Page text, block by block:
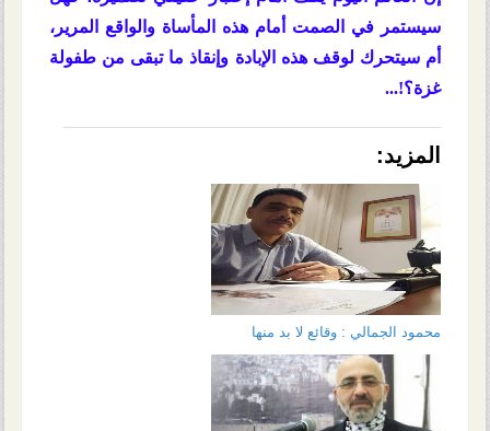
سيستمر في الصمت أمام هذه المأساة والواقع المرير،
أم سيتحرك لوقف هذه الإبادة وإنقاذ ما تبقى من طفولة
غزة؟!...
المزيد:
محمود الجمالي : وقائع لا بد منها